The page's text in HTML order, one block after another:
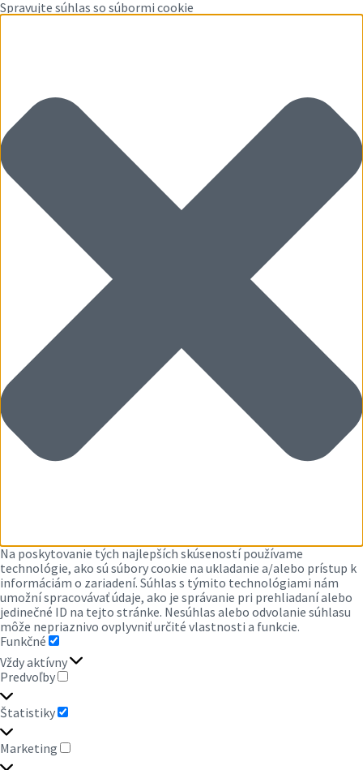
Spravujte súhlas so súbormi cookie
Na poskytovanie tých najlepších skúseností používame
technológie, ako sú súbory cookie na ukladanie a/alebo prístup k
informáciám o zariadení. Súhlas s týmito technológiami nám
umožní spracovávať údaje, ako je správanie pri prehliadaní alebo
jedinečné ID na tejto stránke. Nesúhlas alebo odvolanie súhlasu
môže nepriaznivo ovplyvniť určité vlastnosti a funkcie.
Funkčné
FUNKČNÉ
Vždy aktívny
Predvoľby
PREDVOĽBY
Štatistiky
ŠTATISTIKY
Marketing
MARKETING